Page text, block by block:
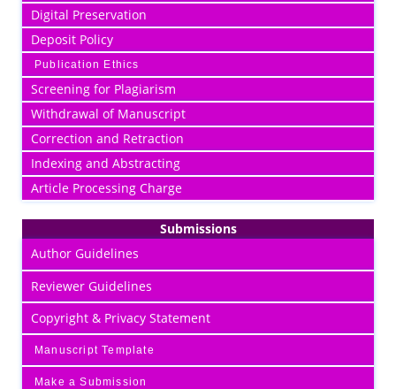
Digital Preservation
Deposit Policy
Publication Ethics
Screening for Plagiarism
Withdrawal of Manuscript
Correction and Retraction
Indexing and Abstracting
Article Processing Charge
Submissions
Author Guidelines
Reviewer Guidelines
Copyright & Privacy Statement
Manuscript Template
Make a Submission